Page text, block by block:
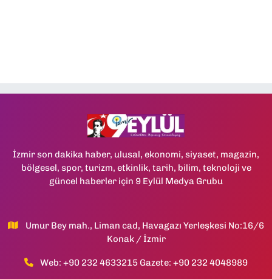
İzmir son dakika haber, ulusal, ekonomi, siyaset, magazin,
bölgesel, spor, turizm, etkinlik, tarih, bilim, teknoloji ve
güncel haberler için 9 Eylül Medya Grubu
Umur Bey mah., Liman cad, Havagazı Yerleşkesi No:16/6
Konak / İzmir
Web: +90 232 4633215 Gazete: +90 232 4048989